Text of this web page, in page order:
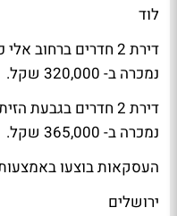
לוד
נמכרה ב- 320,000 שקל.
נמכרה ב- 365,000 שקל.
העסקאות בוצעו
ירושלים